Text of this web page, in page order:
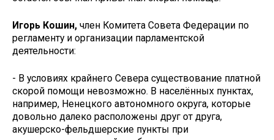
Игорь Кошин, член Комитета Совета Федерации по
регламенту и организации парламентской
деятельности:
- В условиях крайнего Севера существование платной
скорой помощи невозможно. В населённых пунктах,
например, Ненецкого автономного округа, которые
довольно далеко расположены друг от друга,
акушерско-фельдшерские пункты при